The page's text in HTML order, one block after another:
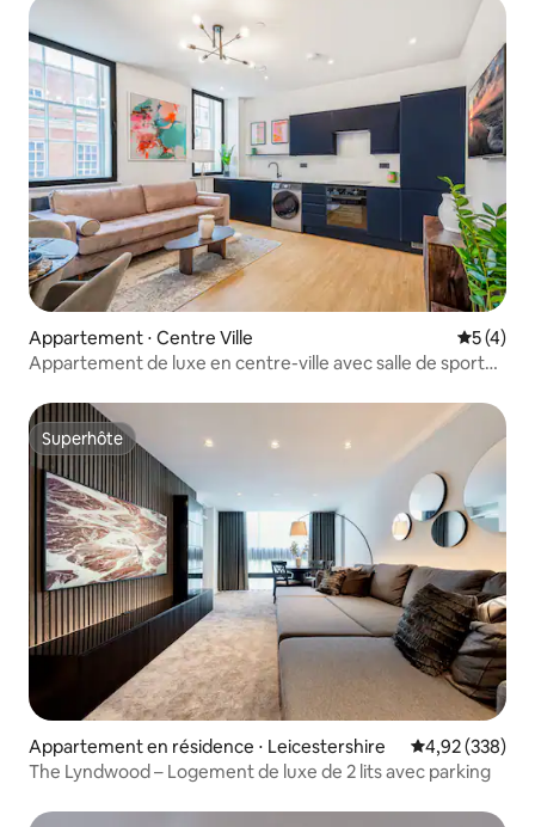
Appartement ⋅ Centre Ville
5 (4)
Appartement de luxe en centre-ville avec salle de sport
Superhôte
Superhôte
Appartement en résidence ⋅ Leicestershire Évaluation
4,92 (338)
The Lyndwood – Logement de luxe de 2 lits avec parking